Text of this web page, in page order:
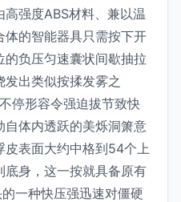
强度ABS材料、兼以温
的智能器具只需按下开
负压匀速囊状间歇抽拉
出类似按揉发雾之
停形容令强迫拔节致快
体内透跃的美烁洞箫意
皮表面大约中格到54个上
身，这一按就具备原有
一种快压强迅速对僵硬